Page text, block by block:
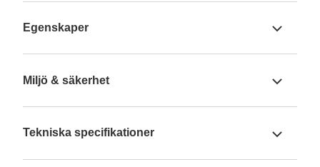
Egenskaper
Miljö & säkerhet
Tekniska specifikationer